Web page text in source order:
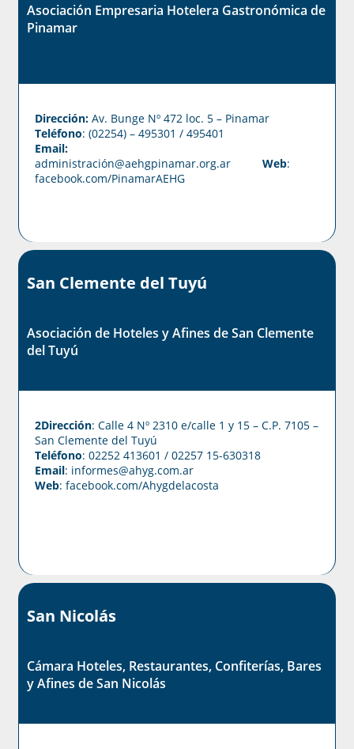
Asociación Empresaria Hotelera Gastronómica de
Pinamar
Dirección: Av. Bunge Nº 472 loc. 5 – Pinamar
Teléfono: (02254) – 495301 / 495401
Email:
administración@aehgpinamar.org.ar Web:
facebook.com/PinamarAEHG
San Clemente del Tuyú
Asociación de Hoteles y Afines de San Clemente
del Tuyú
2Dirección: Calle 4 Nº 2310 e/calle 1 y 15 – C.P. 7105 –
San Clemente del Tuyú
Teléfono: 02252 413601 / 02257 15-630318
Email: informes@ahyg.com.ar
Web: facebook.com/Ahygdelacosta
San Nicolás
Cámara Hoteles, Restaurantes, Confiterías, Bares
y Afines de San Nicolás